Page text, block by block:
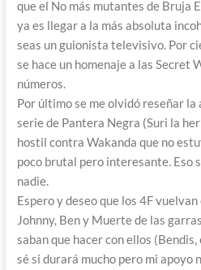
que el No más mutantes de Bruja
ya es llegar a la más absoluta
seas un guionista televisivo. Por
se hace un homenaje a las Secret
números.
Por último se me olvidó reseñar
serie de Pantera Negra (Suri la
hostil contra Wakanda que no
poco brutal pero interesante. Eso
nadie.
Espero y deseo que los 4F
Johnny, Ben y Muerte de las
saban que hacer con ellos
sé si durará mucho pero mi apoyo